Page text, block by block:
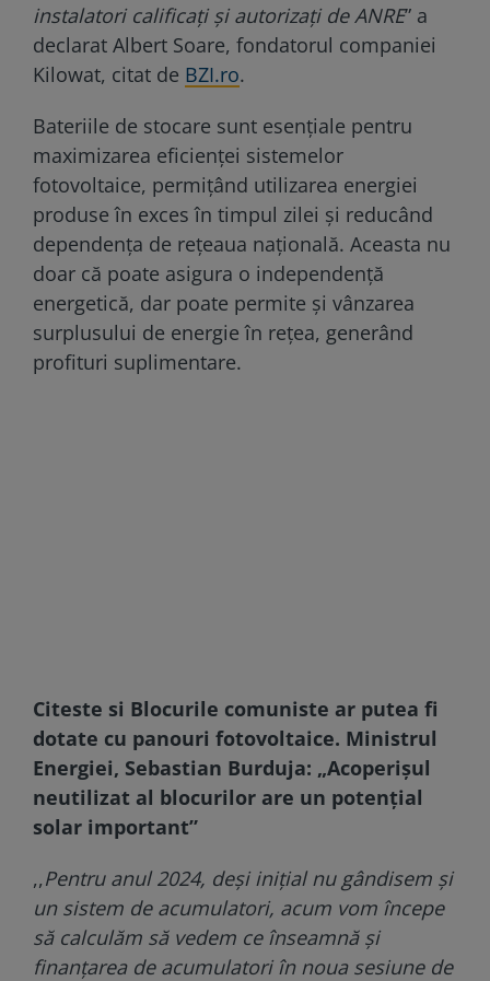
instalatori calificați și autorizați de ANRE” a
declarat Albert Soare, fondatorul companiei
Kilowat, citat de BZI.ro.
Bateriile de stocare sunt esențiale pentru
maximizarea eficienței sistemelor
fotovoltaice, permițând utilizarea energiei
produse în exces în timpul zilei și reducând
dependența de rețeaua națională. Aceasta nu
doar că poate asigura o independență
energetică, dar poate permite și vânzarea
surplusului de energie în rețea, generând
profituri suplimentare.
Citeste si Blocurile comuniste ar putea fi
dotate cu panouri fotovoltaice. Ministrul
Energiei, Sebastian Burduja: „Acoperișul
neutilizat al blocurilor are un potențial
solar important”
,,Pentru anul 2024, deși inițial nu gândisem și
un sistem de acumulatori, acum vom începe
să calculăm să vedem ce înseamnă și
finanțarea de acumulatori în noua sesiune de